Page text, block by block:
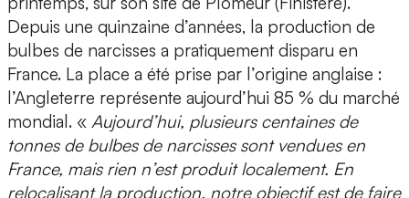
Depuis une quinzaine d’années, la production de
bulbes de narcisses a pratiquement disparu en
France. La place a été prise par l’origine anglaise :
l’Angleterre représente aujourd’hui 85 % du marché
mondial. « Aujourd’hui, plusieurs centaines de
tonnes de bulbes de narcisses sont vendues en
France, mais rien n’est produit localement. En
relocalisant la production, notre objectif est de faire